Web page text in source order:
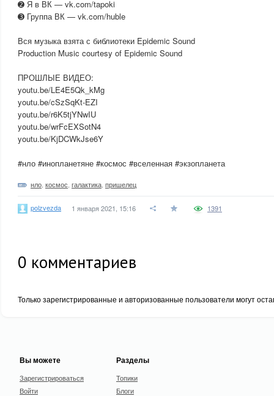
➋ Я в ВК — vk.com/tapoki
➌ Группа ВК — vk.com/huble
Вся музыка взята с библиотеки Epidemic Sound
Production Music courtesy of Epidemic Sound
ПРОШЛЫЕ ВИДЕО:
youtu.be/LE4E5Qk_kMg
youtu.be/cSzSqKt-EZI
youtu.be/r6K5tjYNwIU
youtu.be/wrFcEXSotN4
youtu.be/KjDCWkJse6Y
#нло #инопланетяне #космос #вселенная #экзопланета
нло космос галактика пришелец
polzvezda 1 января 2021, 15:16 1391
0 комментариев
Только зарегистрированные и авторизованные пользователи могут
Вы можете
Зарегистрироваться
Войти
Разделы
Топики
Блоги